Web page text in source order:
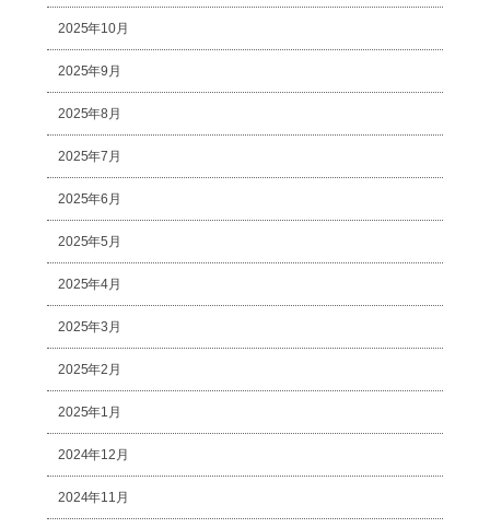
2025年10月
2025年9月
2025年8月
2025年7月
2025年6月
2025年5月
2025年4月
2025年3月
2025年2月
2025年1月
2024年12月
2024年11月